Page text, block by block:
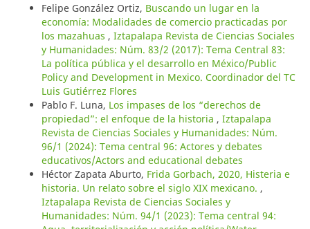
Felipe González Ortiz, Buscando un lugar en la
economía: Modalidades de comercio practicadas por
los mazahuas , Iztapalapa Revista de Ciencias Sociales
y Humanidades: Núm. 83/2 (2017): Tema Central 83:
La política pública y el desarrollo en México/Public
Policy and Development in Mexico. Coordinador del TC
Luis Gutiérrez Flores
Pablo F. Luna, Los impases de los “derechos de
propiedad”: el enfoque de la historia , Iztapalapa
Revista de Ciencias Sociales y Humanidades: Núm.
96/1 (2024): Tema central 96: Actores y debates
educativos/Actors and educational debates
Héctor Zapata Aburto, Frida Gorbach, 2020, Histeria e
historia. Un relato sobre el siglo XIX mexicano. ,
Iztapalapa Revista de Ciencias Sociales y
Humanidades: Núm. 94/1 (2023): Tema central 94: